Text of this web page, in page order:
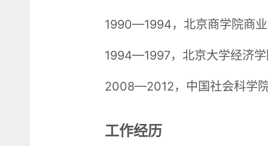
1990—1994，北京商学院商
1994—1997，北京大学经济
2008—2012，中国社会科学
工作经历